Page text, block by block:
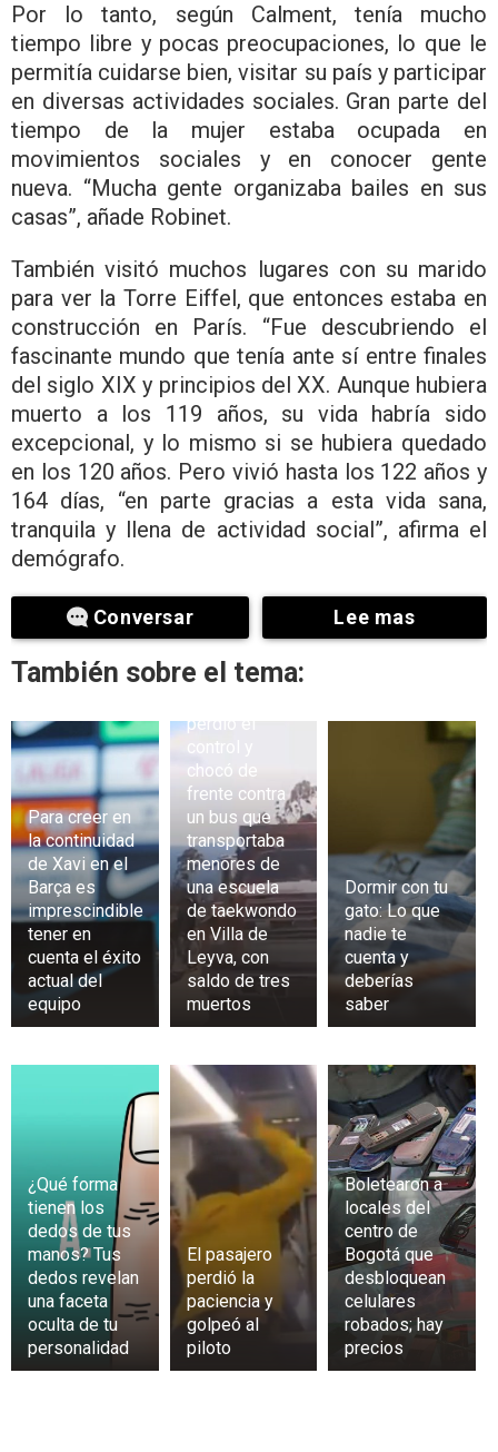
Por lo tanto, según Calment, tenía mucho
tiempo libre y pocas preocupaciones, lo que le
permitía cuidarse bien, visitar su país y participar
en diversas actividades sociales. Gran parte del
tiempo de la mujer estaba ocupada en
movimientos sociales y en conocer gente
nueva. “Mucha gente organizaba bailes en sus
casas”, añade Robinet.
También visitó muchos lugares con su marido
para ver la Torre Eiffel, que entonces estaba en
construcción en París. “Fue descubriendo el
fascinante mundo que tenía ante sí entre finales
del siglo XIX y principios del XX. Aunque hubiera
muerto a los 119 años, su vida habría sido
excepcional, y lo mismo si se hubiera quedado
en los 120 años. Pero vivió hasta los 122 años y
164 días, “en parte gracias a esta vida sana,
tranquila y llena de actividad social”, afirma el
demógrafo.
Conversar Lee mas
También sobre el tema:
Para creer en
la continuidad
de Xavi en el
Barça es
imprescindible
tener en
cuenta el éxito
actual del
equipo
perdió el
control y
chocó de
frente contra
un bus que
transportaba
menores de
una escuela
de taekwondo
en Villa de
Leyva, con
saldo de tres
muertos
Dormir con tu
gato: Lo que
nadie te
cuenta y
deberías
saber
¿Qué forma
tienen los
dedos de tus
manos? Tus
dedos revelan
una faceta
oculta de tu
personalidad
El pasajero
perdió la
paciencia y
golpeó al
piloto
Boletearon a
locales del
centro de
Bogotá que
desbloquean
celulares
robados; hay
precios